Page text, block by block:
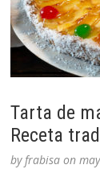
Tarta de
Receta
byfrabisa on